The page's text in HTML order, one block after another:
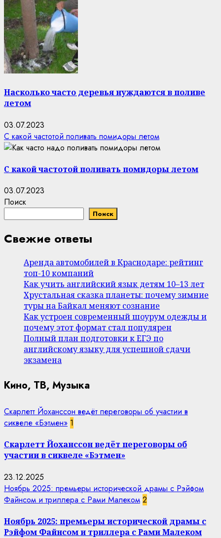
Насколько часто деревья нуждаются в поливе
летом
03.07.2023
С какой частотой поливать помидоры летом
С какой частотой поливать помидоры летом
03.07.2023
Поиск
Поиск
Свежие ответы
Аренда автомобилей в Краснодаре: рейтинг
топ-10 компаний
Как учить английский язык детям 10–13 лет
Хрустальная сказка планеты: почему зимние
туры на Байкал меняют сознание
Как устроен современный шоурум одежды и
почему этот формат стал популярен
Полный план подготовки к ЕГЭ по
английскому языку для успешной сдачи
экзамена
Кино, ТВ, Музыка
Скарлетт Йоханссон ведёт переговоры об участии в
сиквеле «Бэтмен» 1
Скарлетт Йоханссон ведёт переговоры об
участии в сиквеле «Бэтмен»
23.12.2025
Ноябрь 2025: премьеры исторической драмы с Рэйфом
Файнсом и триллера с Рами Малеком 2
Ноябрь 2025: премьеры исторической драмы с
Рэйфом Файнсом и триллера с Рами Малеком